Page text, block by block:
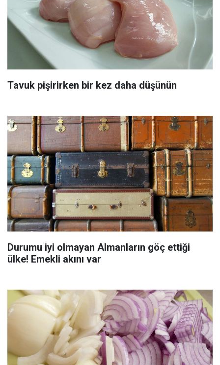
Tavuk pişirirken bir kez daha düşünün
Durumu iyi olmayan Almanların göç ettiği
ülke! Emekli akını var